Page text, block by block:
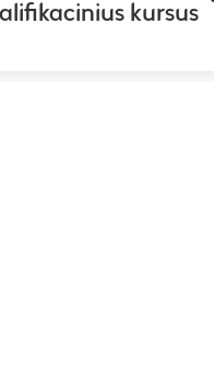
kursus